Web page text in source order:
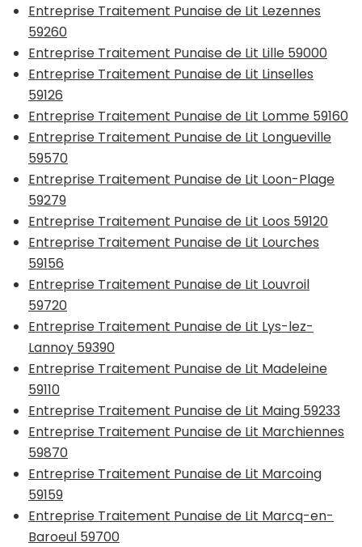
Entreprise Traitement Punaise de Lit Lezennes
59260
Entreprise Traitement Punaise de Lit Lille 59000
Entreprise Traitement Punaise de Lit Linselles
59126
Entreprise Traitement Punaise de Lit Lomme 59160
Entreprise Traitement Punaise de Lit Longueville
59570
Entreprise Traitement Punaise de Lit Loon-Plage
59279
Entreprise Traitement Punaise de Lit Loos 59120
Entreprise Traitement Punaise de Lit Lourches
59156
Entreprise Traitement Punaise de Lit Louvroil
59720
Entreprise Traitement Punaise de Lit Lys-lez-
Lannoy 59390
Entreprise Traitement Punaise de Lit Madeleine
59110
Entreprise Traitement Punaise de Lit Maing 59233
Entreprise Traitement Punaise de Lit Marchiennes
59870
Entreprise Traitement Punaise de Lit Marcoing
59159
Entreprise Traitement Punaise de Lit Marcq-en-
Baroeul 59700